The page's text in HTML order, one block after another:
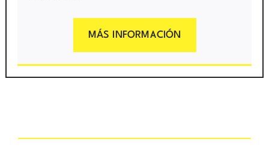
MÁS INFORMACIÓN